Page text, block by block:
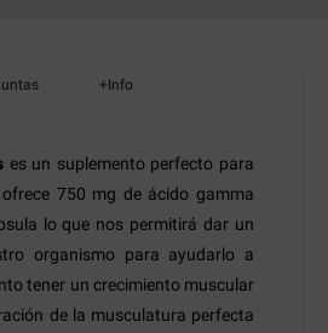
+Info
es un suplemento perfecto para
750 mg de ácido gamma
lo que nos permitirá dar un
organismo para ayudarlo a
tener un crecimiento muscular
de la musculatura perfecta